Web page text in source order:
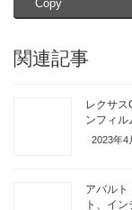
Copy
関連記事
レクサス
ンフィル
2023年4
アバル
ト、イ